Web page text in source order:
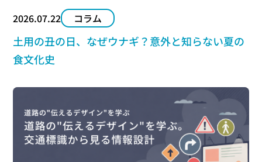
2026.07.22 コラム
土用の丑の日、なぜウナギ？意外と知らない夏の
食文化史